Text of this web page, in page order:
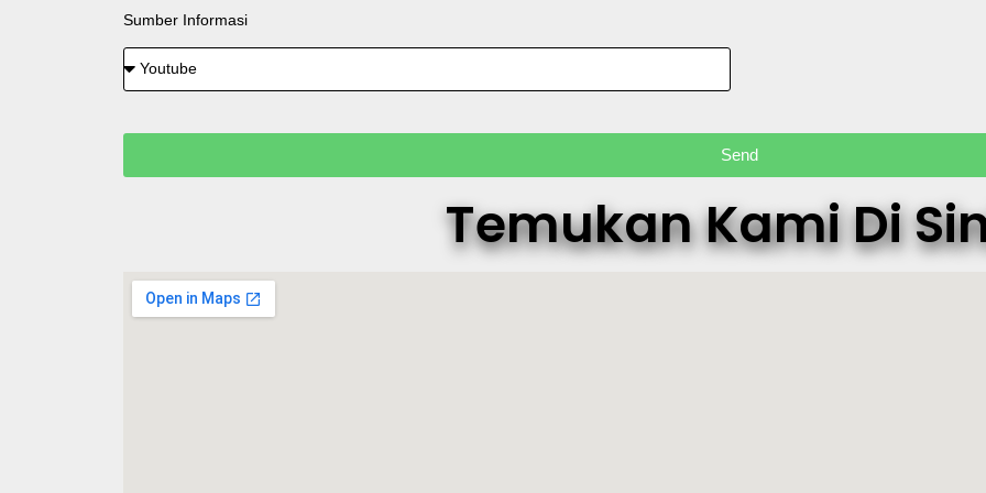
Sumber Informasi
Send
Temukan Kami Di